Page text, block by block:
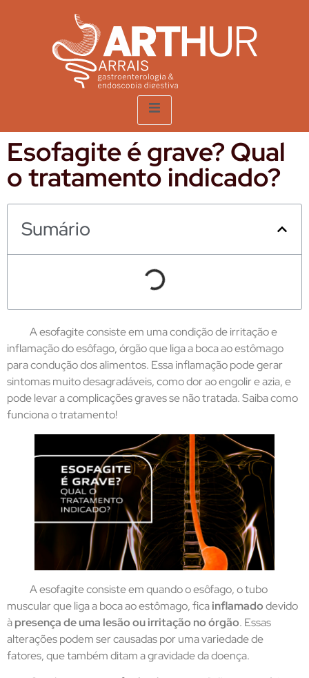
Esofagite é grave? Qual
o tratamento indicado?
Sumário
A esofagite consiste em uma condição de irritação e
inflamação do esôfago, órgão que liga a boca ao estômago
para condução dos alimentos. Essa inflamação pode gerar
sintomas muito desagradáveis, como dor ao engolir e azia, e
pode levar a complicações graves se não tratada. Saiba como
funciona o tratamento!
A esofagite consiste em quando o esôfago, o tubo
muscular que liga a boca ao estômago, ficainflamadodevido
àpresença de uma lesão ou irritação no órgão. Essas
alterações podem ser causadas por uma variedade de
fatores, que também ditam a gravidade da doença.